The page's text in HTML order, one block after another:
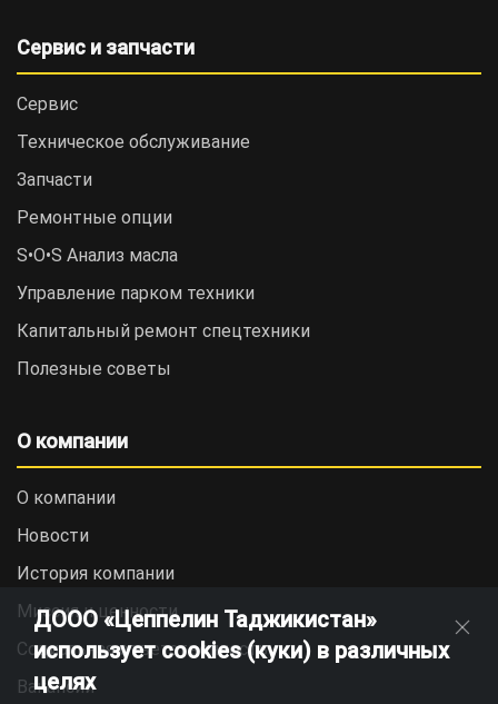
Сервис и запчасти
Сервис
Техническое обслуживание
Запчасти
Ремонтные опции
S•O•S Анализ масла
Управление парком техники
Капитальный ремонт спецтехники
Полезные советы
О компании
О компании
Новости
История компании
Миссия и ценности
Социальная ответственность
Вакансии
ДООО «Цеппелин Таджикистан»
использует cookies (куки) в различных
целях